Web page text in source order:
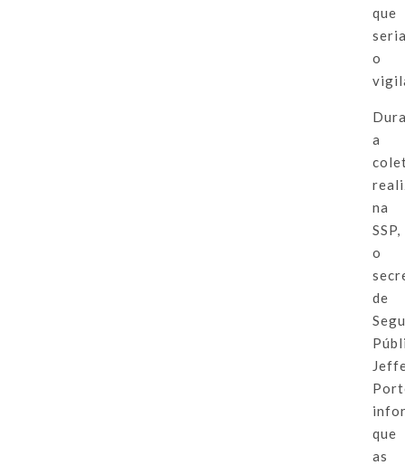
que
o
a
na
SSP,
o
de
que
as